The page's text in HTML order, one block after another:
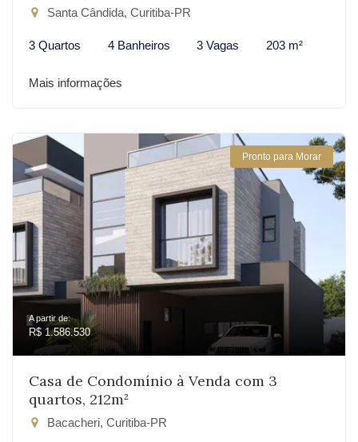
Santa Cândida, Curitiba-PR
3 Quartos 4 Banheiros 3 Vagas 203 m²
Mais informações
Pronto para Morar
A partir de:
R$ 1.586.530
Casa de Condomínio à Venda com 3
quartos, 212m²
Bacacheri, Curitiba-PR